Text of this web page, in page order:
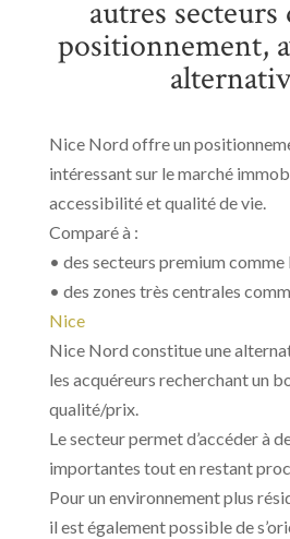
autres
positionnement,
Nice Nord offre un
intéressant sur le marché
accessibilité et qualité de vie.
Comparé à :
• des secteurs premium comme
• des zones très centrales
Nice
Nice Nord constitue une
les acquéreurs recherchant un
qualité/prix.
Le secteur permet d’accéder à
importantes tout en restant
Pour un environnement plus
il est également possible de